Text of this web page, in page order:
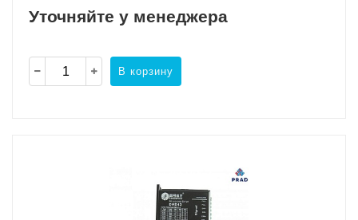
Уточняйте у менеджера
В корзину